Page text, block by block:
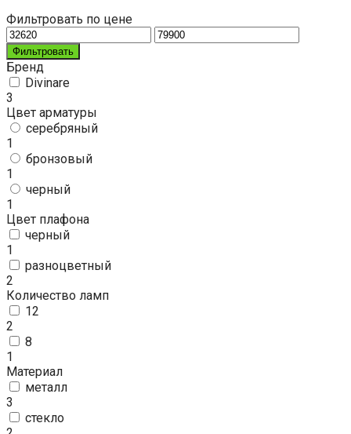
Фильтровать по цене
Фильтровать
Бренд
Divinare
3
Цвет арматуры
серебряный
1
бронзовый
1
черный
1
Цвет плафона
черный
1
разноцветный
2
Количество ламп
12
2
8
1
Материал
металл
3
стекло